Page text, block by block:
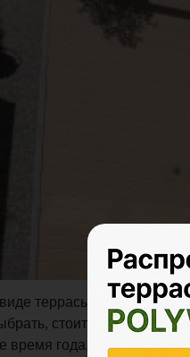
террасы у дома,
стоит решать,
время года, тогда